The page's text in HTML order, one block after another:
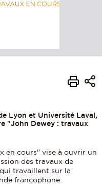
Lyon et Université Laval,
"John Dewey : travaux
en cours" vise à ouvrir un
des travaux de
travaillent sur la
francophone.